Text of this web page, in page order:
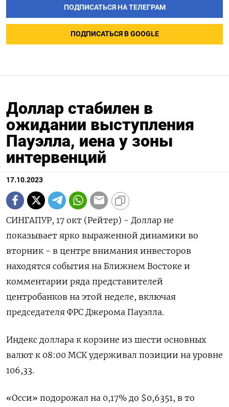
ПОДПИСАТЬСЯ НА ТЕЛЕГРАМ
ПОДПИСАТЬСЯ В GOOGLE
Доллар стабилен в
ожидании выступления
Пауэлла, иена у зоны
интервенций
17.10.2023
СИНГАПУР, 17 окт (Рейтер) - Доллар не
показывает ярко выраженной динамики во
вторник - в центре внимания инвесторов
находятся события на Ближнем Востоке и
комментарии ряда представителей
центробанков на этой неделе, включая
председателя ФРС Джерома Пауэлла.
Индекс доллара к корзине из шести основных
валют к 08:00 МСК удерживал позиции на уровне
106,33​.
«Осси» подорожал на 0,17% до $0,6351​, в то